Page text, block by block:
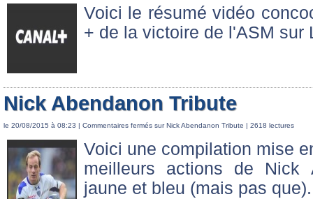
Voici le résumé vidéo
+ de la victoire de l'ASM sur
Nick Abendanon Tribute
le 20/08/2015 à 08:23 | Commentaires fermés sur Nick Abendanon Tribute | 2618 lectures
Voici une compilation mise
meilleurs actions de Nick
jaune et bleu (mais pas que).